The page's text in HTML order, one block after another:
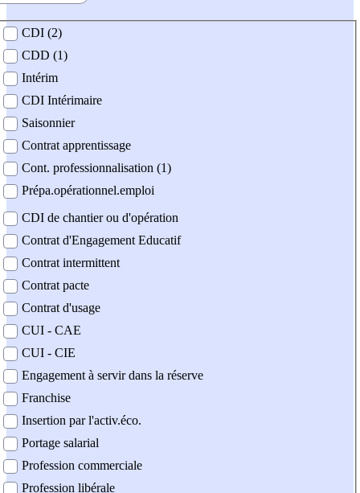
contrat
CDI (2)
CDD (1)
Intérim
CDI Intérimaire
Saisonnier
Contrat apprentissage
Cont. professionnalisation (1)
Prépa.opérationnel.emploi
CDI de chantier ou d'opération
Contrat d'Engagement Educatif
Contrat intermittent
Contrat pacte
Contrat d'usage
CUI - CAE
CUI - CIE
Engagement à servir dans la réserve
Franchise
Insertion par l'activ.éco.
Portage salarial
Profession commerciale
Profession libérale